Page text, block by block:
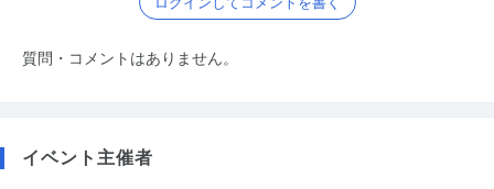
質問・コメントはありません。
イベント主催者